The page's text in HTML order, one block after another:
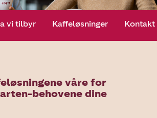
vi tilbyr Kaffeløsninger Kontakt
våre for
behovene dine